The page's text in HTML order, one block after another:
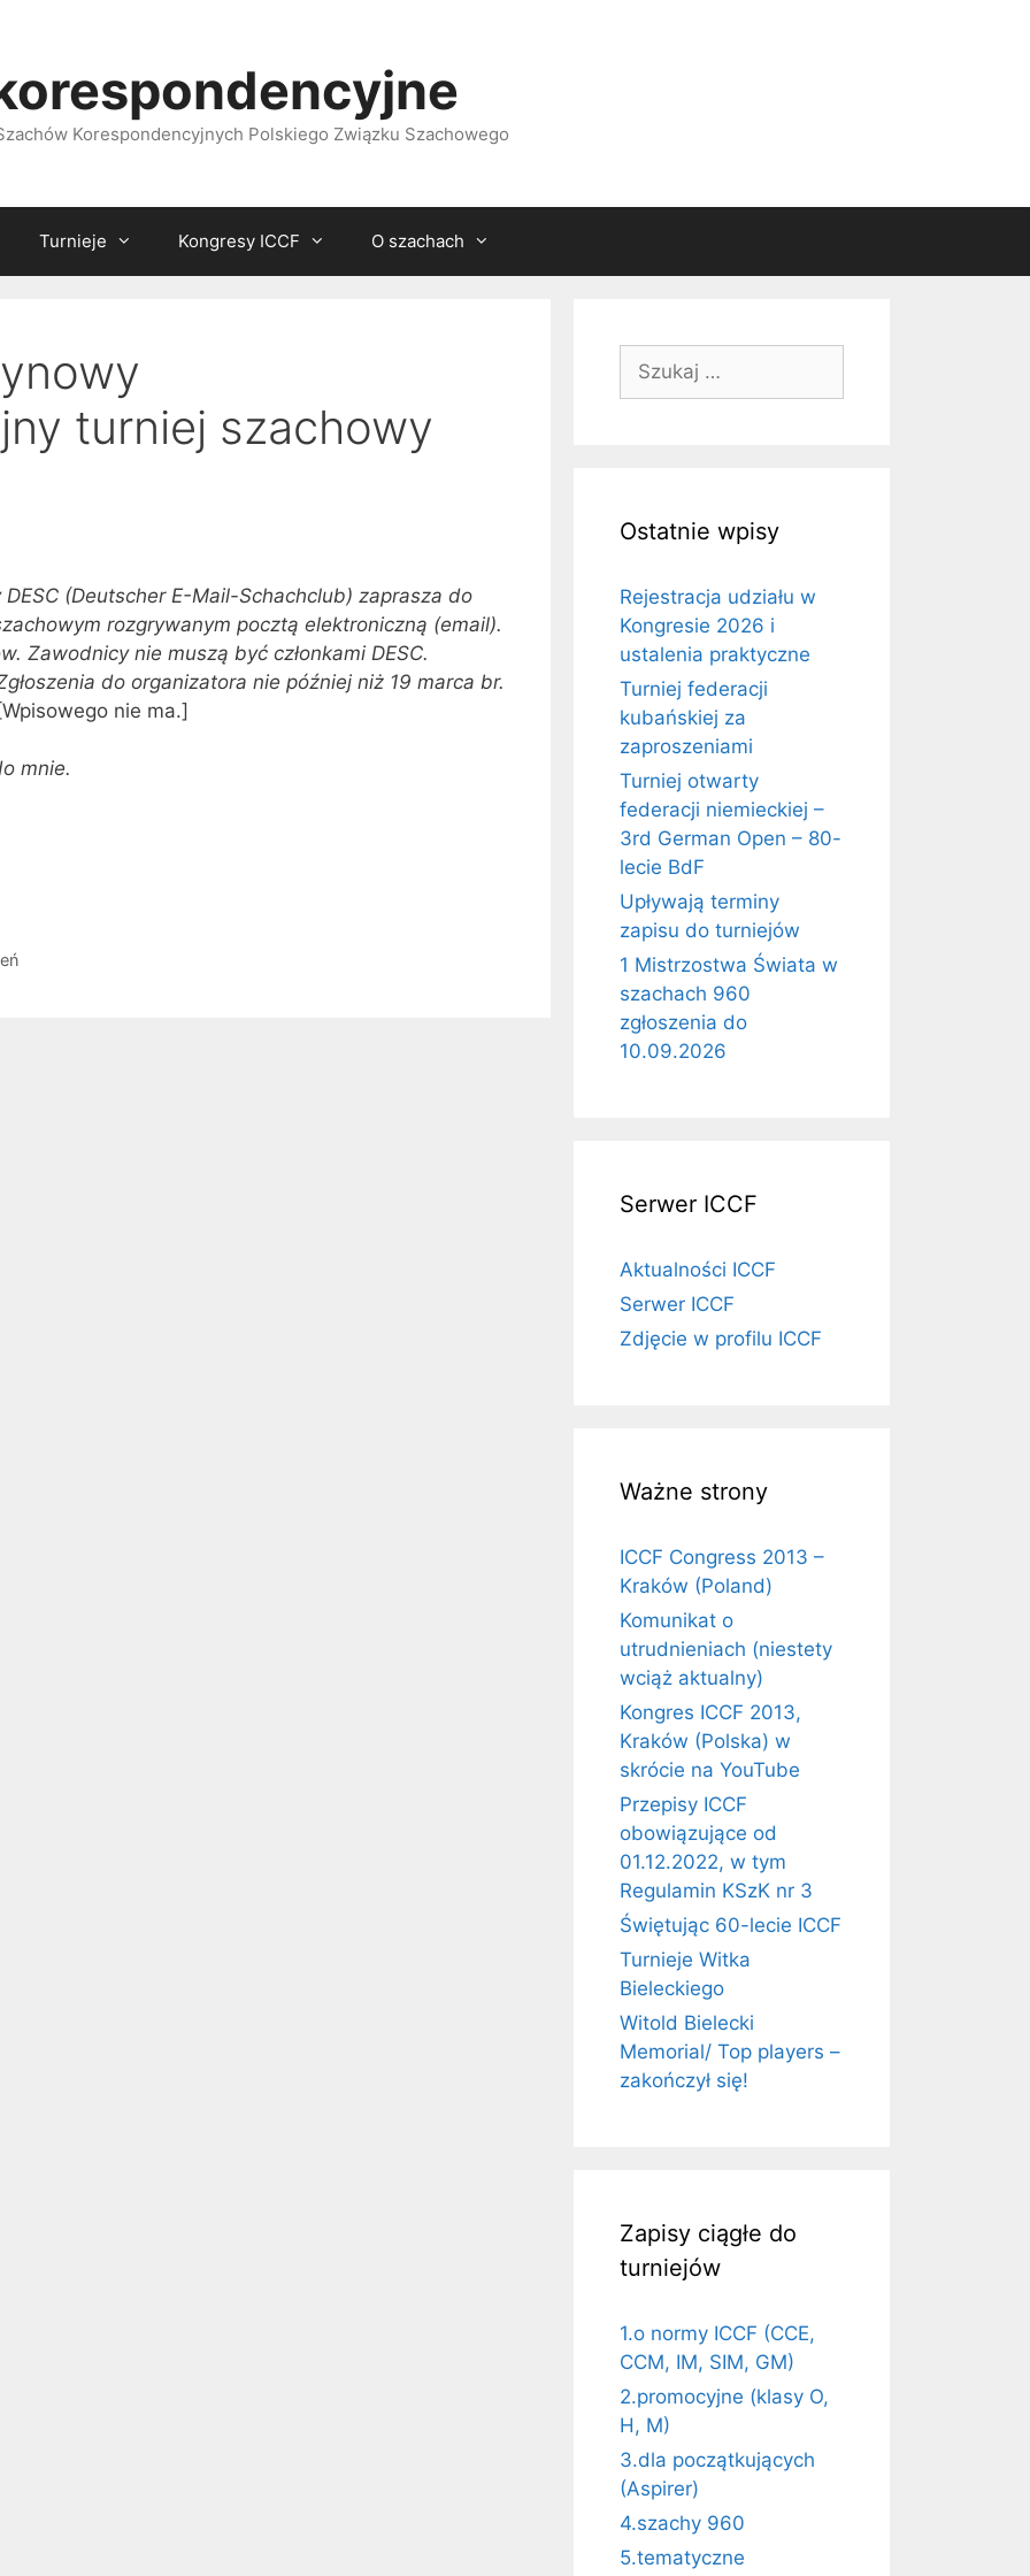
Korespondencyjnych Polskiego Związku Szachowego
Turnieje Kongresy ICCF O szachach
turniej szachowy
(Deutscher E-Mail-Schachclub) zaprasza do
rozgrywanym pocztą elektroniczną (email).
Zawodnicy nie muszą być członkami DESC.
do organizatora nie później niż 19 marca br.
nie ma.]
mnie.
Ostatnie wpisy
Rejestracja udziału w
Kongresie 2026 i
ustalenia praktyczne
Turniej federacji
kubańskiej za
zaproszeniami
Turniej otwarty
federacji niemieckiej –
3rd German Open – 80-
lecie BdF
Upływają terminy
zapisu do turniejów
1 Mistrzostwa Świata w
szachach 960
zgłoszenia do
10.09.2026
Serwer ICCF
Aktualności ICCF
Serwer ICCF
Zdjęcie w profilu ICCF
Ważne strony
ICCF Congress 2013 –
Kraków (Poland)
Komunikat o
utrudnieniach (niestety
wciąż aktualny)
Kongres ICCF 2013,
Kraków (Polska) w
skrócie na YouTube
Przepisy ICCF
obowiązujące od
01.12.2022, w tym
Regulamin KSzK nr 3
Świętując 60-lecie ICCF
Turnieje Witka
Bieleckiego
Witold Bielecki
Memorial/ Top players –
zakończył się!
Zapisy ciągłe do
turniejów
1.o normy ICCF (CCE,
CCM, IM, SIM, GM)
2.promocyjne (klasy O,
H, M)
3.dla początkujących
(Aspirer)
4.szachy 960
5.tematyczne